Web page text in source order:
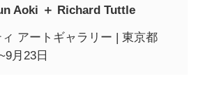
Aoki ＋ Richard Tuttle
アートギャラリー | 東京都
月23日